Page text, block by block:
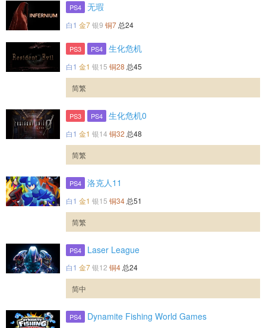
PS4 无瑕
白1 金7银9 铜7 总24
PS3 PS4 生化危机
白1 金1 银15 铜28 总45
简繁
PS3 PS4 生化危机0
白1 金1 银14 铜32 总48
简繁
PS4 洛克人11
白1 金1 银15 铜34 总51
简繁
PS4 Laser League
白1 金7银12 铜4 总24
简中
PS4 Dynamite Fishing World Games